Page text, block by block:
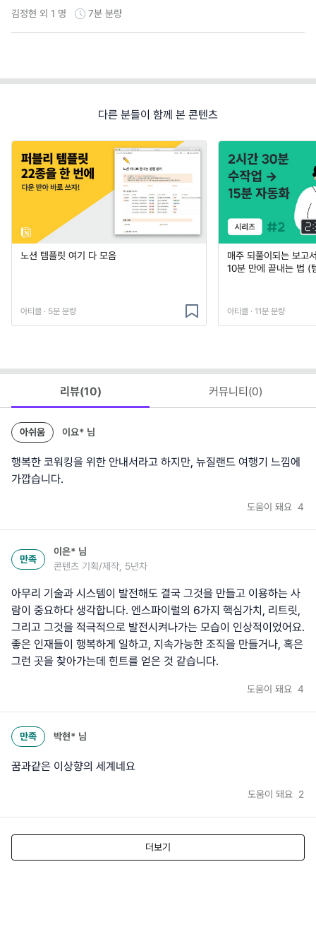
김정현 외 1 명 7분 분량
다른 분들이 함께 본 콘텐츠
노션 템플릿 여기 다 모음
아티클 · 5분 분량
매주 되풀이되는 보고
10분 만에 끝내는 법 (
아티클 · 11분 분량
리뷰(10) 커뮤니티(0)
아쉬움 이요* 님
행복한 코워킹을 위한 안내서라고 하지만, 뉴질랜드 여행기 느낌에
가깝습니다.
도움이 돼요 4
만족
이은* 님
콘텐츠 기획/제작, 5년차
아무리 기술과 시스템이 발전해도 결국 그것을 만들고 이용하는 사
람이 중요하다 생각합니다. 엔스파이럴의 6가지 핵심가치, 리트릿,
그리고 그것을 적극적으로 발전시켜나가는 모습이 인상적이었어요.
좋은 인재들이 행복하게 일하고, 지속가능한 조직을 만들거나, 혹은
그런 곳을 찾아가는데 힌트를 얻은 것 같습니다.
도움이 돼요 4
만족 박현* 님
꿈과같은 이상향의 세계네요
도움이 돼요 2
더보기